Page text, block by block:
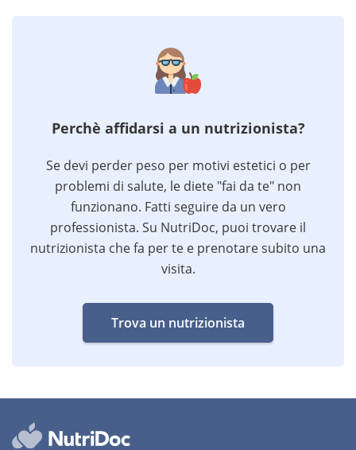
Perchè affidarsi a un nutrizionista?
Se devi perder peso per motivi estetici o per
problemi di salute, le diete "fai da te" non
funzionano. Fatti seguire da un vero
professionista. Su NutriDoc, puoi trovare il
nutrizionista che fa per te e prenotare subito una
visita.
Trova un nutrizionista